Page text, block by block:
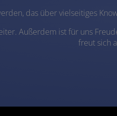
das über vielseitiges
Außerdem ist für uns
freut sich